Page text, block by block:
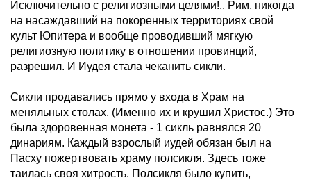
Исключительно с религиозными целями!.. Рим, никогда
на насаждавший на покоренных территориях свой
культ Юпитера и вообще проводивший мягкую
религиозную политику в отношении провинций,
разрешил. И Иудея стала чеканить сикли.
Сикли продавались прямо у входа в Храм на
меняльных столах. (Именно их и крушил Христос.) Это
была здоровенная монета - 1 сикль равнялся 20
динариям. Каждый взрослый иудей обязан был на
Пасху пожертвовать храму полсикля. Здесь тоже
таилась своя хитрость. Полсикля было купить,